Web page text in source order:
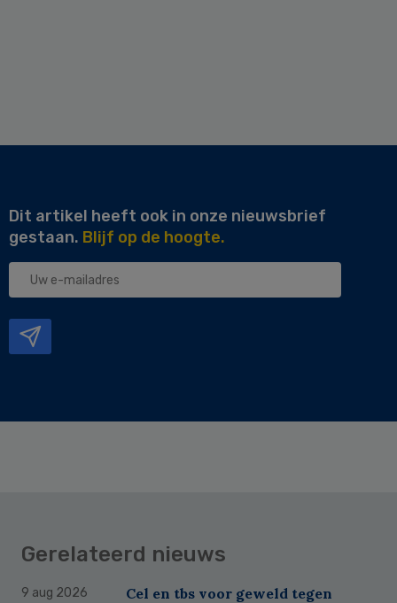
Dit artikel heeft ook in onze nieuwsbrief
gestaan. Blijf op de hoogte.
Uw
Gerelateerd nieuws
9 aug 2026
Cel en tbs voor geweld tegen